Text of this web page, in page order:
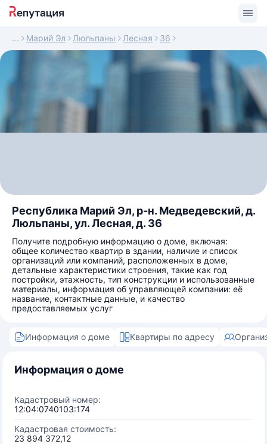
Марий Эл Люльпаны Лесная 36
Республика Марий Эл, р-н. Медведевский, д.
Люльпаны, ул. Лесная, д. 36
Получите подробную информацию о доме, включая:
общее количество квартир в здании, наличие и список
организаций или компаний, расположенных в доме,
детальные характеристики строения, такие как год
постройки, этажность, тип конструкции и использованные
материалы, информация об управляющей компании: её
название, контактные данные, и качество
предоставляемых услуг
Информация о доме Квартиры по адресу
Информация о доме
Кадастровый номер:
12:04:0740103:174
Кадастровая стоимость:
23 894 372,12